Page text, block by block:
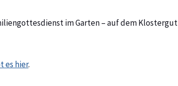
im Garten – auf dem Klostergut
es hier.